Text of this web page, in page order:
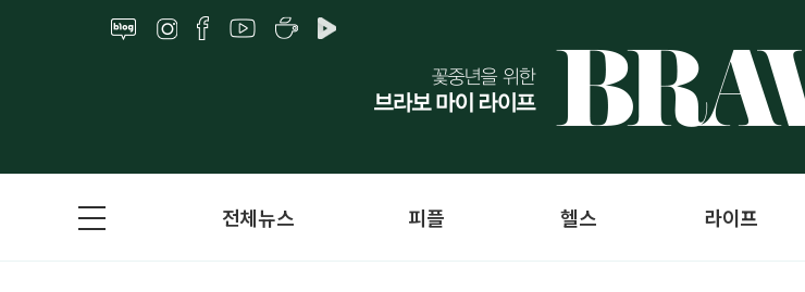
전체뉴스 피플 헬스 라이프